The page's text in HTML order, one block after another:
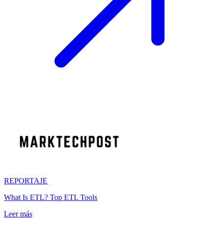
REPORTAJE
What Is ETL? Top ETL Tools
Leer más